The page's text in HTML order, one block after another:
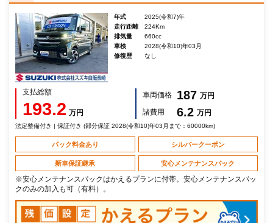
年式
2025(令和7)年
走行距離
224Km
排気量
660cc
車検
2028(令和10)年03月
修復歴
なし
支払総額
193.2 万円
車両価格 187 万円
諸費用
6.2 万円
法定整備付き | 保証付き (部分保証 2028(令和10)年03月まで：60000km)
パック料金あり シルバークーポン
新車保証継承 安心メンテナンスパック
※安心メンテナンスパックはかえるプランに付帯。安心メンテナンスパッ
クのみの加入も可（有料）。